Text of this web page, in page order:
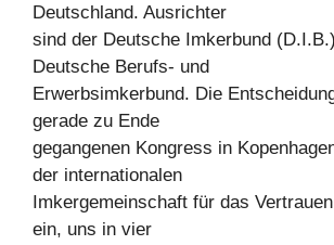
Deutschland. Ausrichter
sind der Deutsche Imkerbund
Deutsche Berufs- und
Erwerbsimkerbund. Die
gerade zu Ende
gegangenen Kongress in
der internationalen
Imkergemeinschaft für das
ein, uns in vier